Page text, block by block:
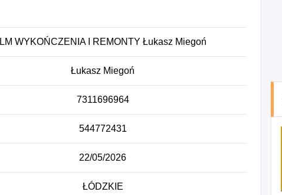
LM WYKOŃCZENIA I REMONTY Łukasz Miegoń
Łukasz Miegoń
7311696964
544772431
22/05/2026
ŁÓDZKIE